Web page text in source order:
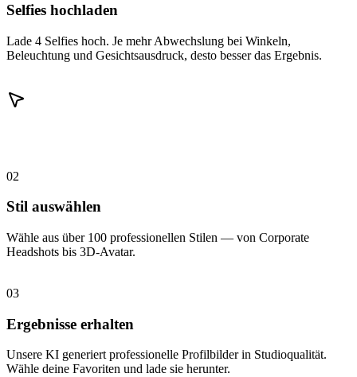
Selfies hochladen
Lade 4 Selfies hoch. Je mehr Abwechslung bei Winkeln,
Beleuchtung und Gesichtsausdruck, desto besser das Ergebnis.
02
Stil auswählen
Wähle aus über 100 professionellen Stilen — von Corporate
Headshots bis 3D-Avatar.
03
Ergebnisse erhalten
Unsere KI generiert professionelle Profilbilder in Studioqualität.
Wähle deine Favoriten und lade sie herunter.